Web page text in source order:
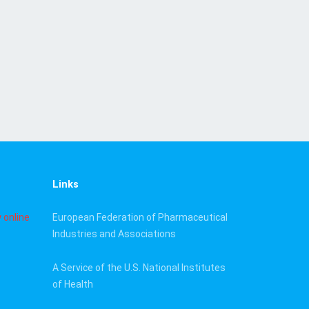
online
Links
European Federation of Pharmaceutical
Industries and Associations
A Service of the U.S. National Institutes
of Health